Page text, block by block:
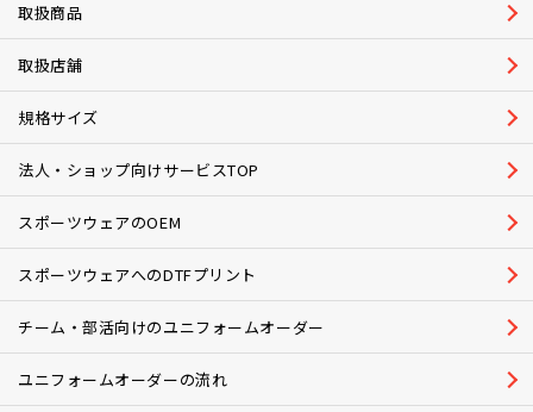
取扱商品
取扱店舗
規格サイズ
法人・ショップ向けサービスTOP
スポーツウェアのOEM
スポーツウェアへのDTFプリント
チーム・部活向けのユニフォームオーダー
ユニフォームオーダーの流れ